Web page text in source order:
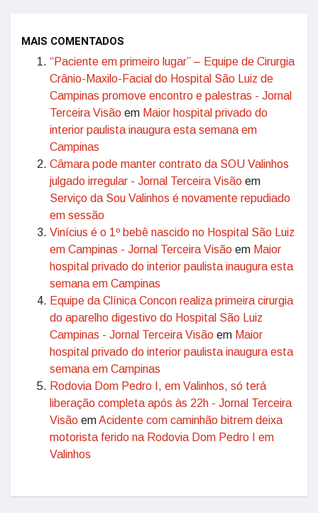
MAIS COMENTADOS
“Paciente em primeiro lugar” – Equipe de Cirurgia
Crânio-Maxilo-Facial do Hospital São Luiz de
Campinas promove encontro e palestras - Jornal
Terceira Visão em Maior hospital privado do
interior paulista inaugura esta semana em
Campinas
Câmara pode manter contrato da SOU Valinhos
julgado irregular - Jornal Terceira Visão em
Serviço da Sou Valinhos é novamente repudiado
em sessão
Vinícius é o 1º bebê nascido no Hospital São Luiz
em Campinas - Jornal Terceira Visão em Maior
hospital privado do interior paulista inaugura esta
semana em Campinas
Equipe da Clínica Concon realiza primeira cirurgia
do aparelho digestivo do Hospital São Luiz
Campinas - Jornal Terceira Visão em Maior
hospital privado do interior paulista inaugura esta
semana em Campinas
Rodovia Dom Pedro I, em Valinhos, só terá
liberação completa após às 22h - Jornal Terceira
Visão emAcidente com caminhão bitrem deixa
motorista ferido na Rodovia Dom Pedro I em
Valinhos